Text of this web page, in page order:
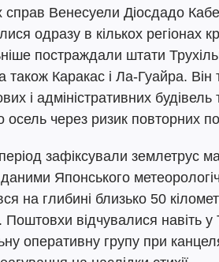
справ Венесуели Діосдадо
одразу в кількох регіонах
постраждали штати
також Каракас і Ла-Гуайра. Він
і адміністративних
осель через ризик повторних
зафіксували землетрус
даними Японського
на глибині близько 50
Поштовхи відчувалися навіть у
оперативну групу при